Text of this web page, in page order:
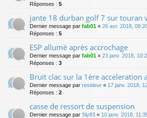
Réponses : 5
jante 18 durban golf 7 sur touran
Dernier message par fab01 « 26 avr. 2018,
Réponses : 5
ESP allumè après accrochage
Dernier message par fab01 « 23 janv. 2018,
Réponses : 3
Bruit clac sur la 1ère acceleration
Dernier message par resideur « 17 janv. 2018,
Réponses : 2
casse de ressort de suspension
Dernier message par Sly83 « 10 janv. 2018,